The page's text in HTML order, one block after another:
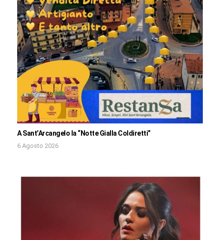
A Sant’Arcangelo la “Notte Gialla Coldiretti”
6 Agosto 2026